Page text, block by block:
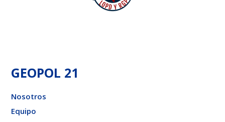
GEOPOL 21
Nosotros
Equipo